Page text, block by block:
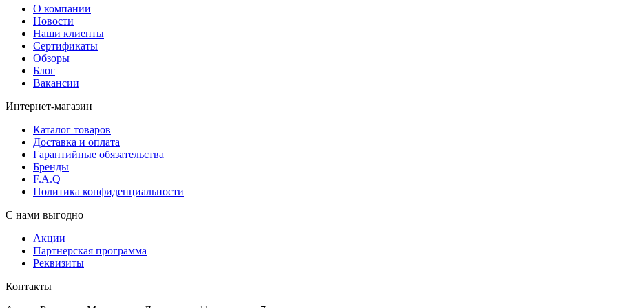
О компании
Новости
Наши клиенты
Сертификаты
Обзоры
Блог
Вакансии
Интернет-магазин
Каталог товаров
Доставка и оплата
Гарантийные обязательства
Бренды
F.A.Q
Политика конфиденциальности
С нами выгодно
Акции
Партнерская программа
Реквизиты
Контакты